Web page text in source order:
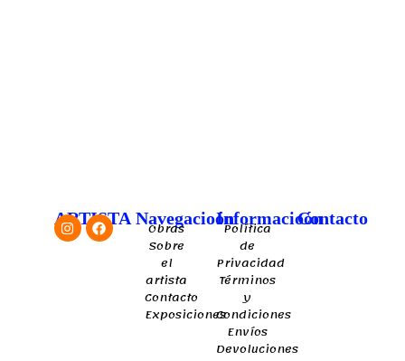
ARTISTA Navegacioón
Obras
Sobre
el
artista
Contacto
Exposiciones
Informacioón
Política
de
Privacidad
Términos
y
Condiciones
Envíos
Devoluciones
Contacto